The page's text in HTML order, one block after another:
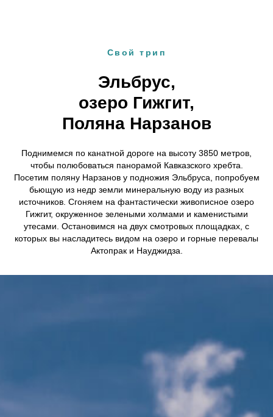
Свой трип
Эльбрус,
озеро Гижгит,
Поляна Нарзанов
Поднимемся по канатной дороге на высоту 3850 метров,
чтобы полюбоваться панорамой Кавказского хребта.
Посетим поляну Нарзанов у подножия Эльбруса, попробуем
бьющую из недр земли минеральную воду из разных
источников. Сгоняем на фантастически живописное озеро
Гижгит, окруженное зелеными холмами и каменистыми
утесами. Остановимся на двух смотровых площадках, с
которых вы насладитесь видом на озеро и горные перевалы
Актопрак и Науджидза.